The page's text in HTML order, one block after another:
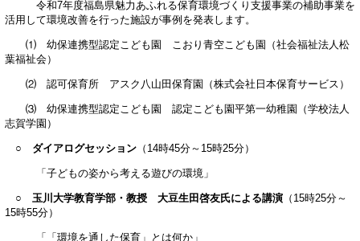
令和7年度福島県魅力あふれる保育環境づくり支援事業の補助事業を
活用して環境改善を行った施設が事例を発表します。
⑴ 幼保連携型認定こども園 こおり青空こども園（社会福祉法人松
葉福祉会）
⑵ 認可保育所 アスク八山田保育園（株式会社日本保育サービス）
⑶ 幼保連携型認定こども園 認定こども園平第一幼稚園（学校法人
志賀学園）
○ ダイアログセッション （14時45分～15時25分）
「子どもの姿から考える遊びの環境」
○ 玉川大学教育学部・教授 大豆生田啓友氏による講演 （15時25分～
15時55分）
「「環境を通した保育」とは何か」